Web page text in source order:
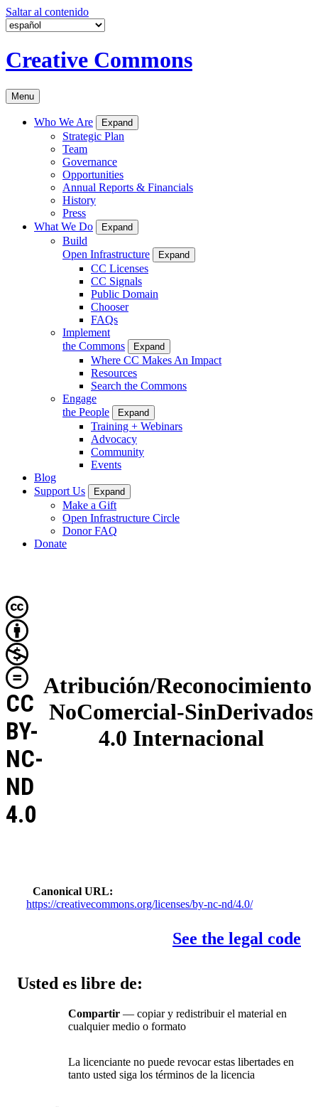
Saltar al contenido
Creative Commons
Menu
Who We Are Expand
Strategic Plan
Team
Governance
Opportunities
Annual Reports & Financials
History
Press
What We Do
Expand
Build
Open Infrastructure
Expand
CC Licenses
CC Signals
Public Domain
Chooser
FAQs
Implement
the Commons
Expand
Where CC Makes An Impact
Resources
Search the Commons
Engage
the People
Expand
Training + Webinars
Advocacy
Community
Events
Blog
Support Us
Expand
Make a Gift
Open Infrastructure Circle
Donor FAQ
Donate
Atribución/
NoComercial-SinDerivados
4.0 Internacional
CC
BY-
NC-
ND
4.0
Canonical URL
https://creativecommons.org/licenses/by-nc-nd/4.0/
See the legal code
Usted es libre de:
Compartir — copiar y redistribuir el material en
cualquier medio o formato
La licenciante no puede revocar estas libertades en
tanto usted siga los términos de la licencia